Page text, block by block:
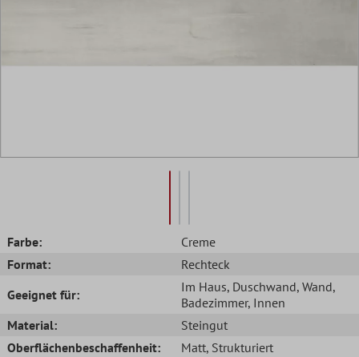
Farbe:
Creme
Format:
Rechteck
Geeignet für:
Im Haus, Duschwand, Wand,
Badezimmer, Innen
Material:
Steingut
Oberflächenbeschaffenheit:
Matt, Strukturiert